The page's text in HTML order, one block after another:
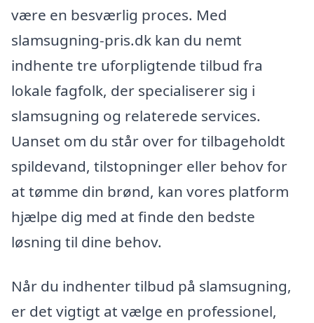
være en besværlig proces. Med
slamsugning-pris.dk kan du nemt
indhente tre uforpligtende tilbud fra
lokale fagfolk, der specialiserer sig i
slamsugning og relaterede services.
Uanset om du står over for tilbageholdt
spildevand, tilstopninger eller behov for
at tømme din brønd, kan vores platform
hjælpe dig med at finde den bedste
løsning til dine behov.
Når du indhenter tilbud på slamsugning,
er det vigtigt at vælge en professionel,